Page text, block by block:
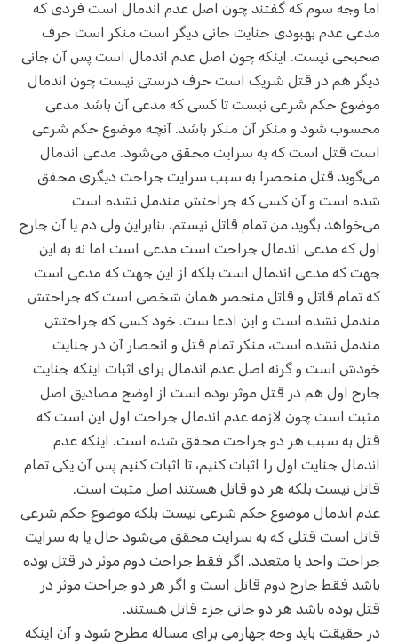
اما وجه سوم که گفتند چون اصل عدم اندمال است فردی که
مدعی عدم بهبودی جنایت جانی دیگر است منکر است حرف
صحیحی نیست. اینکه چون اصل عدم اندمال است پس آن جانی
دیگر هم در قتل شریک است حرف درستی نیست چون اندمال
موضوع حکم شرعی نیست تا کسی که مدعی آن باشد مدعی
محسوب شود و منکر آن منکر باشد. آنچه موضوع حکم شرعی
است قتل است که به سرایت محقق می‌شود. مدعی اندمال
می‌گوید قتل منحصرا به سبب سرایت جراحت دیگری محقق
شده است و آن کسی که جراحتش مندمل نشده است
می‌خواهد بگوید من تمام قاتل نیستم. بنابراین ولی دم یا آن جارح
اول که مدعی اندمال جراحت است مدعی است اما نه به این
جهت که مدعی اندمال است بلکه از این جهت که مدعی است
که تمام قاتل و قاتل منحصر همان شخصی است که جراحتش
مندمل نشده است و این ادعا ست. خود کسی که جراحتش
مندمل نشده است، منکر تمام قتل و انحصار آن در جنایت
خودش است و گرنه اصل عدم اندمال برای اثبات اینکه جنایت
جارح اول هم در قتل موثر بوده است از اوضح مصادیق اصل
مثبت است چون لازمه عدم اندمال جراحت اول این است که
قتل به سبب هر دو جراحت محقق شده است. اینکه عدم
اندمال جنایت اول را اثبات کنیم، تا اثبات کنیم پس آن یکی تمام
قاتل نیست بلکه هر دو قاتل هستند اصل مثبت است.
عدم اندمال موضوع حکم شرعی نیست بلکه موضوع حکم شرعی
قاتل است قتلی که به سرایت محقق می‌شود حال یا به سرایت
جراحت واحد یا متعدد. اگر فقط جراحت دوم موثر در قتل بوده
باشد فقط جارح دوم قاتل است و اگر هر دو جراحت موثر در
قتل بوده باشد هر دو جانی جزء قاتل هستند.
در حقیقت باید وجه چهارمی برای مساله مطرح شود و آن اینکه